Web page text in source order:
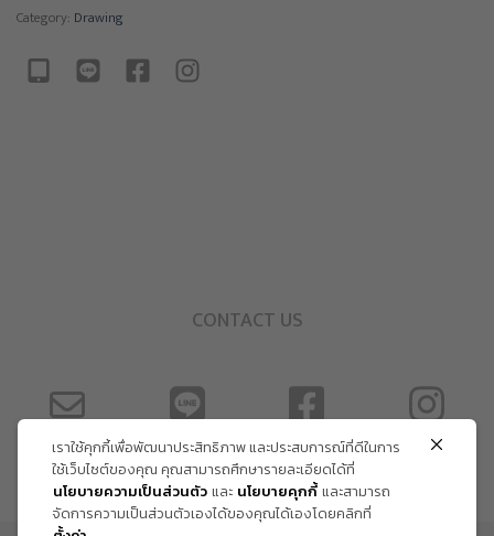
Category: Drawing
CONTACT US
เราใช้คุกกี้เพื่อพัฒนาประสิทธิภาพ และประสบการณ์ที่ดีในการ
ใช้เว็บไซต์ของคุณ คุณสามารถศึกษารายละเอียดได้ที่
นโยบายความเป็นส่วนตัวและ นโยบายคุกกี้และสามารถ
จัดการความเป็นส่วนตัวเองได้ของคุณได้เองโดยคลิกที่